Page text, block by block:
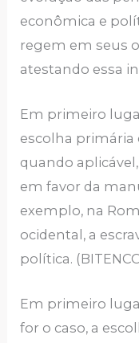
econômica e
regem em seus
atestando essa
Em primeiro
escolha
quando
em favor da
exemplo, na
ocidental, a
política.
Em primeiro
for o caso, a